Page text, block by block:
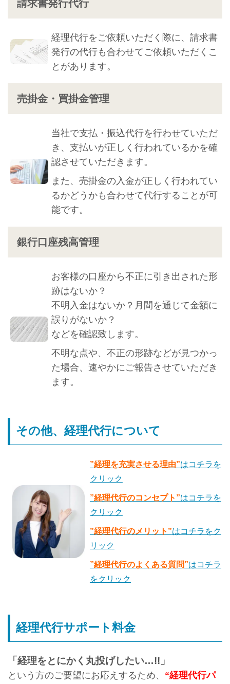
請求書発行代行
経理代行をご依頼いただく際に、請求書
発行の代行も合わせてご依頼いただくこ
とがあります。
売掛金・買掛金管理
当社で支払・振込代行を行わせていただ
き、支払いが正しく行われているかを確
認させていただきます。
また、売掛金の入金が正しく行われてい
るかどうかも合わせて代行することが可
能です。
銀行口座残高管理
お客様の口座から不正に引き出された形
跡はないか？
不明入金はないか？月間を通じて金額に
誤りがないか？
などを確認致します。
不明な点や、不正の形跡などが見つかっ
た場合、速やかにご報告させていただき
ます。
その他、経理代行について
”経理を充実させる理由”はコチラを
クリック
”経理代行のコンセプト”はコチラを
クリック
”経理代行のメリット”はコチラをク
リック
”経理代行のよくある質問”はコチラ
をクリック
経理代行サポート料金
「経理をとにかく丸投げしたい…!!」
という方のご要望にお応えするため、 “経理代行パ